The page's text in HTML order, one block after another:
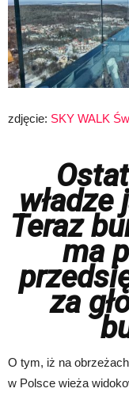
zdjęcie: SKY WALK
władze
Teraz
ma
za
O tym, iż na
w Polsce wieża